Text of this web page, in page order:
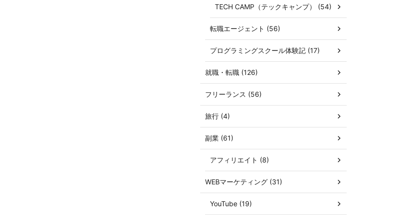
TECH CAMP（テックキャンプ） (54)
転職エージェント (56)
プログラミングスクール体験記 (17)
就職・転職 (126)
フリーランス (56)
旅行 (4)
副業 (61)
アフィリエイト (8)
WEBマーケティング (31)
YouTube (19)